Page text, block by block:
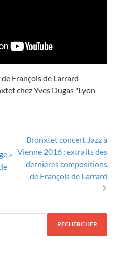
François de Larrard
chez Yves Dugas "Lyon
»
Bronxtet concert Jazz à
Vienne 2016 : extraits des
dernières compositions
de François de Larrard